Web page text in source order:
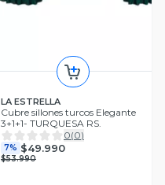
LA ESTRELLA
Cubre sillones turcos Elegante
3+1+1- TURQUESA RS.
0(0)
7% $49.990
$53.990